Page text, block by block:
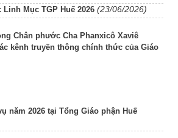
Mục TGP Huế 2026 (23/06/2026)
Chân phước Cha Phanxicô Xaviê
kênh truyền thông chính thức của Giáo
năm 2026 tại Tổng Giáo phận Huế